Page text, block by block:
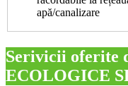
apă/canalizare
Serivicii oferite
ECOLOGICE